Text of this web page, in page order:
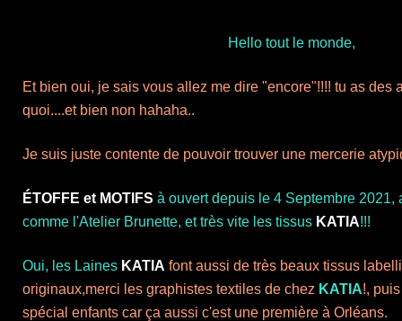
Hello tout le monde,
Et bien oui, je sais vous allez me dire "encore"!!!! tu as des
quoi....et bien non hahaha..
Je suis juste contente de pouvoir trouver une mercerie
ÉTOFFE et MOTIFS à ouvert depuis le 4 Septembre 2021,
comme l'Atelier Brunette, et très vite les tissus KATIA!!!
Oui, les Laines KATIA font aussi de très beaux tissus
originaux,merci les graphistes textiles de chez KATIA!,
spécial enfants car ça aussi c'est une première à Orléans.